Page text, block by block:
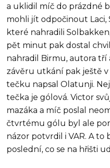
a uklidil míč do prázdné
mohli jít odpočinout Laci,
které nahradili
pět minut pak dostal
nahradil Birmu, autora tří
závěru utkání pak ještě v
tečku napsal Olatunji.
tečka je gólová. Victor
mazáka a míč poslal
čtvrtému gólu byl ale
názor potvrdil i VAR. A
poslední, co se na hřišti